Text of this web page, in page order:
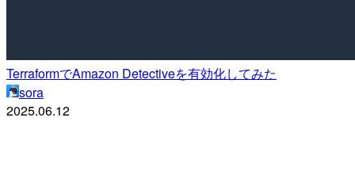
TerraformでAmazon Detectiveを有効化してみた
sora
2025.06.12